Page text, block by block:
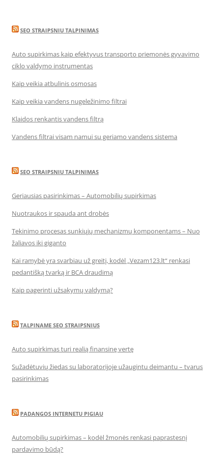
SEO STRAIPSNIU TALPINIMAS
Auto supirkimas kaip efektyvus transporto priemonės gyvavimo
ciklo valdymo instrumentas
Kaip veikia atbulinis osmosas
Kaip veikia vandens nugeležinimo filtrai
Klaidos renkantis vandens filtrą
Vandens filtrai visam namui su geriamo vandens sistema
SEO STRAIPSNIU TALPINIMAS
Geriausias pasirinkimas – Automobilių supirkimas
Nuotraukos ir spauda ant drobės
Tekinimo procesas sunkiųjų mechanizmų komponentams – Nuo
žaliavos iki giganto
Kai ramybė yra svarbiau už greitį, kodėl „Vezam123.lt“ renkasi
pedantišką tvarką ir BCA draudimą
Kaip pagerinti užsakymų valdymą?
TALPINAME SEO STRAIPSNIUS
Auto supirkimas turi realią finansinę vertę
Sužadėtuvių žiedas su laboratorijoje užaugintu deimantu – tvarus
pasirinkimas
PADANGOS INTERNETU PIGIAU
Automobilių supirkimas – kodėl žmonės renkasi paprastesnį
pardavimo būdą?